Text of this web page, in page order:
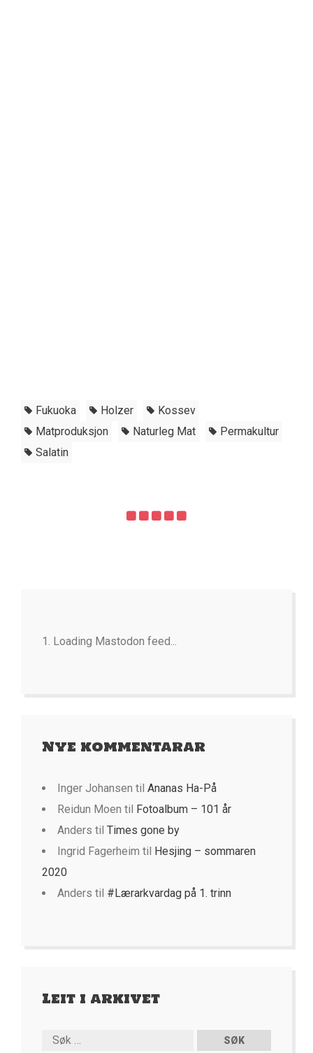
Fukuoka Holzer
Kossev
Matproduksjon
Naturleg Mat
Permakultur
Salatin
Loading Mastodon feed...
Nye kommentarar
Inger Johansen til Ananas Ha-På
Reidun Moen til Fotoalbum – 101 år
Anders til Times gone by
Ingrid Fagerheim til Hesjing – sommaren
2020
Anders til #Lærarkvardag på 1. trinn
Leit i arkivet